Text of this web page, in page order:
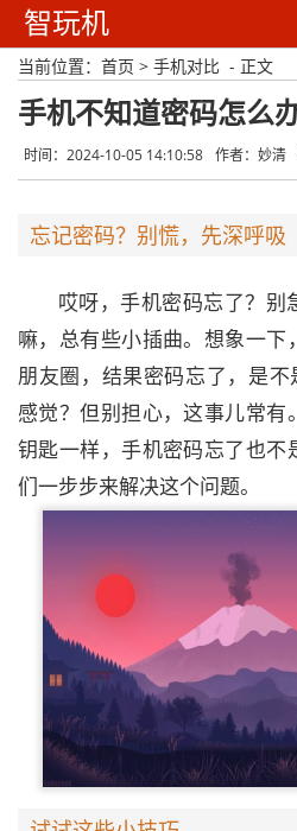
智玩机
当前位置： 首页 > 手机对比 - 正文
手机不知道密码怎么
时间：2024-10-05 14:10:58 作者：妙清
忘记密码？别慌，先深呼吸
哎呀，手机密码忘了？别
嘛，总有些小插曲。想象一
朋友圈，结果密码忘了，是不
感觉？但别担心，这事儿常
钥匙一样，手机密码忘了也不
们一步步来解决这个问题。